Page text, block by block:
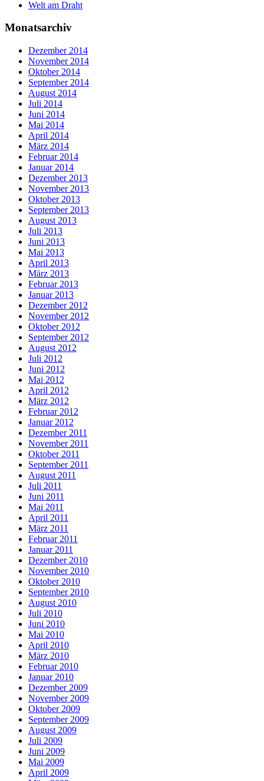
Welt am Draht
Monatsarchiv
Dezember 2014
November 2014
Oktober 2014
September 2014
August 2014
Juli 2014
Juni 2014
Mai 2014
April 2014
März 2014
Februar 2014
Januar 2014
Dezember 2013
November 2013
Oktober 2013
September 2013
August 2013
Juli 2013
Juni 2013
Mai 2013
April 2013
März 2013
Februar 2013
Januar 2013
Dezember 2012
November 2012
Oktober 2012
September 2012
August 2012
Juli 2012
Juni 2012
Mai 2012
April 2012
März 2012
Februar 2012
Januar 2012
Dezember 2011
November 2011
Oktober 2011
September 2011
August 2011
Juli 2011
Juni 2011
Mai 2011
April 2011
März 2011
Februar 2011
Januar 2011
Dezember 2010
November 2010
Oktober 2010
September 2010
August 2010
Juli 2010
Juni 2010
Mai 2010
April 2010
März 2010
Februar 2010
Januar 2010
Dezember 2009
November 2009
Oktober 2009
September 2009
August 2009
Juli 2009
Juni 2009
Mai 2009
April 2009